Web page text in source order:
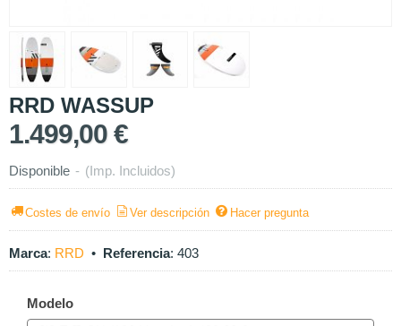
RRD WASSUP
1.499,00 €
Disponible - (Imp. Incluidos)
Costes de envío Ver descripción Hacer pregunta
Marca: RRD • Referencia: 403
Modelo